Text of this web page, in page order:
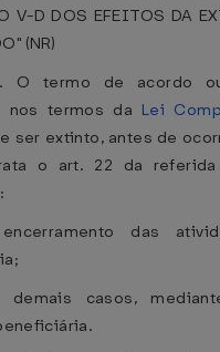
V-D DOS EFEITOS DA
(NR)
O termo de acordo
nos termos da Lei
ser extinto, antes de
o art. 22 da referida
das
casos,